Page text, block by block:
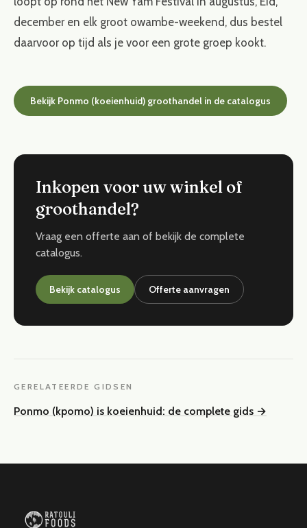
december en elk groot owambe-weekend, dus bestel
daarvoor op tijd als je voor een grote groep kookt.
Bekijk Ponmo (koeienhuid) groothandel in de catalogus
Inkopen voor uw winkel of
groothandel?
Vraag een offerte aan of bekijk de complete
catalogus.
Bekijk catalogus Offerte aanvragen
GERELATEERDE GIDSEN
Ponmo (kpomo) is koeienhuid: de complete gids →